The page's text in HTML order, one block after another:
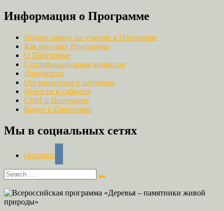
Информация о Программе
Подать заявку на участие в Программе
Как работает Программа
О Программе
Сертификационная комиссия
Документы
Организаторы и партнеры
Новости и события
СМИ о Программе
Видео о Программе
Мы в социальных сетях
vkontakte